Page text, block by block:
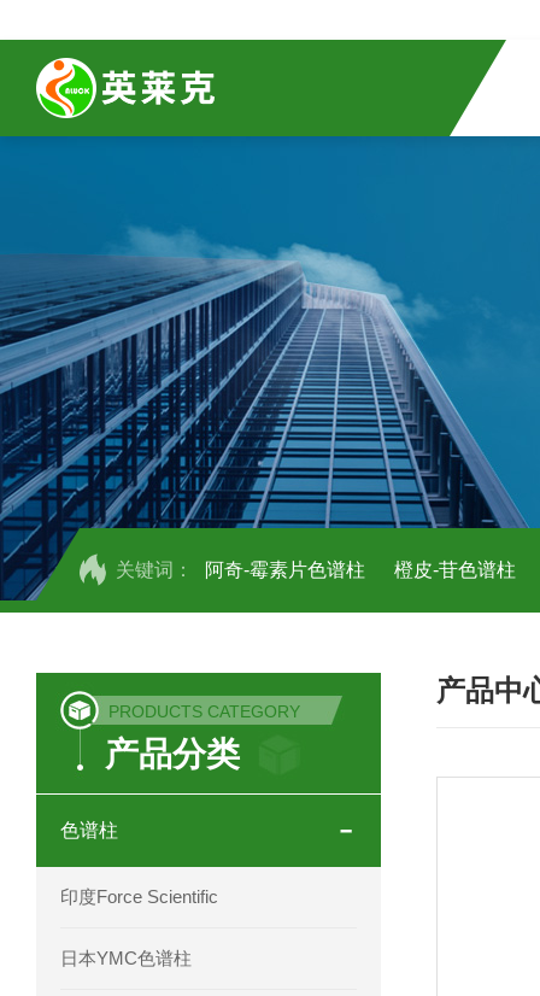
关键词： 阿奇-霉素片色谱柱 橙皮-苷色谱柱
COSMOSIL 1.8PBr五溴苯基色谱柱
菟丝子 柠檬黄色谱柱
印度Force Scientific Rubitas色谱柱
PRODUCTS CATEGORY
产品分类
色谱柱
印度Force Scientific
日本YMC色谱柱
产品中